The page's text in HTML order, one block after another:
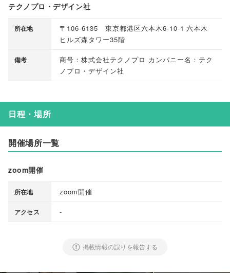
テクノプロ・デザイン社
所在地
〒106-6135 東京都港区六本木6-10-1 六本木
ヒルズ森タワー35階
備考
商号：株式会社テクノプロ カンパニー名：テク
ノプロ・デザイン社
日程・場所
開催場所一覧
zoom開催
所在地 zoom開催
アクセス -
掲載情報の誤りを報告する